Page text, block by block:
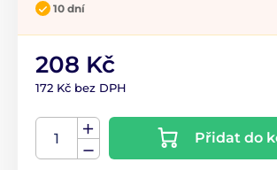
10 dní
208 Kč
172 Kč bez DPH
Přidat do